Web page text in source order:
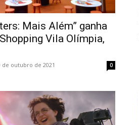
Mais Além” ganha
Vila Olímpia,
de outubro de 2021 0